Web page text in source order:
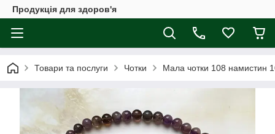
Продукція для здоров'я
Товари та послуги Чотки Мала чотки 108 намистин